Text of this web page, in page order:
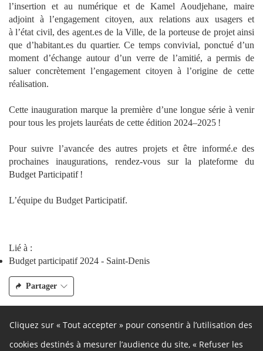
l’insertion et au numérique et de Kamel Aoudjehane, maire
adjoint à l’engagement citoyen, aux relations aux usagers et
à l’état civil, des agent.es de la Ville, de la porteuse de projet ainsi
que d’habitant.es du quartier. Ce temps convivial, ponctué d’un
moment d’échange autour d’un verre de l’amitié, a permis de
saluer concrètement l’engagement citoyen à l’origine de cette
réalisation.
Cette inauguration marque la première d’une longue série à venir
pour tous les projets lauréats de cette édition 2024–2025 !
Pour suivre l’avancée des autres projets et être informé.e des
prochaines inaugurations, rendez‑vous sur la plateforme du
Budget Participatif !
L’équipe du Budget Participatif.
Lié à :
Budget participatif 2024 - Saint-Denis
Partager
Cliquez sur « Tout accepter » pour consentir à l’utilisation des
cookies destinés à mesurer l’audience du site, « Refuser les